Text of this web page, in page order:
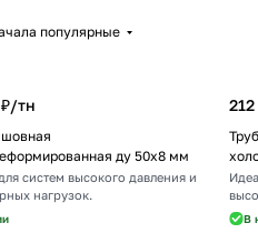
популярные
₽/тн
ду 50х8 мм
систем высокого давления и
нагрузок.
В